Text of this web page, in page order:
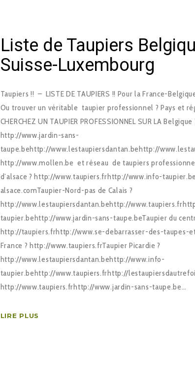
Liste de Taupiers
Suisse-Luxembourg
Taupiers !! – LISTE DE TAUPIERS !! Pour la France-
Ou trouver un véritable taupier professionnel ? Pays et
CHERCHEZ UN TAUPIER PROFESSIONNEL SUR LA
http://www.jardin-sans-
taupe.behttp://www.lestaupiersdantan.behttp://
http://www.mollen.be et réseau de taupiers
d’alsace ? http://www.taupiers.frhttp://www.info-
alsace.comTaupier-Nord-pas de Calais ?
http://www.lestaupiersdantan.behttp://
taupier.behttp://www.jardin-sans-taupe.beTaupier du
http://taupiers.frhttp://www.se-debarrasser-des-taupes-
France ? http://www.taupiers.frTaupier Picardie ?
http://www.lestaupiersdantan.behttp://www.info-
taupier.behttp://www.taupiers.frhttp://
http://www.taupiers.frhttp://www.jardin-sans-taupe.be…
LIRE PLUS